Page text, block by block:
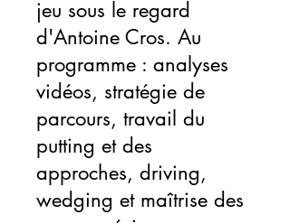
jeu sous le regard
d'Antoine Cros. Au
programme : analyses
vidéos, stratégie de
parcours, travail du
putting et des
approches, driving,
wedging et maîtrise des